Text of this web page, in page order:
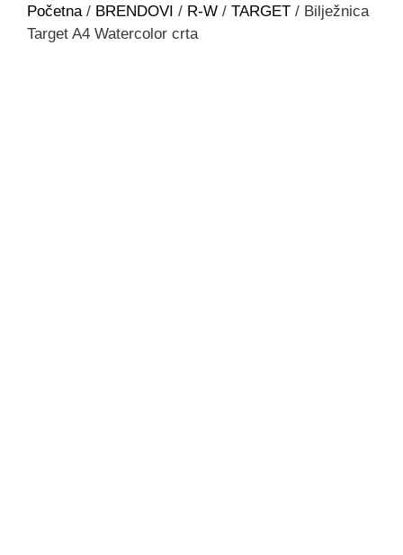
Početna/ BRENDOVI / R-W / TARGET / Bilježnica
Target A4 Watercolor crta